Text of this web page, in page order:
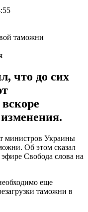
что до сих
министров Украины
Об этом сказал
Свобода слова на
еще
таможни в